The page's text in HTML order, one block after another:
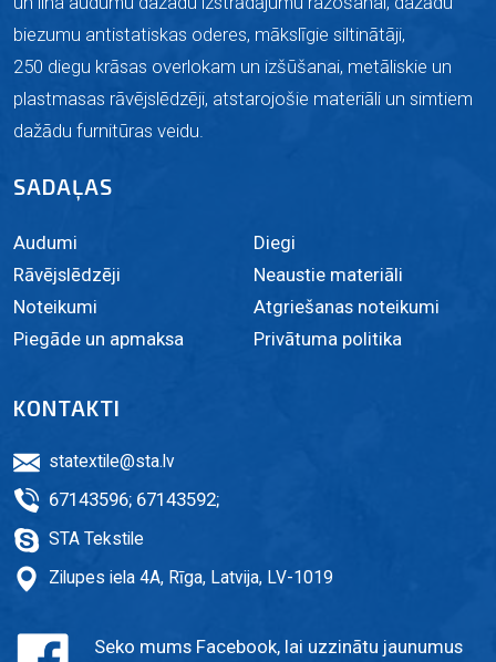
biezumu antistatiskas oderes, mākslīgie siltinātāji,
250 diegu krāsas overlokam un izšūšanai, metāliskie un
plastmasas rāvējslēdzēji, atstarojošie materiāli un simtiem
dažādu furnitūras veidu.
SADAĻAS
Audumi
Diegi
Rāvējslēdzēji
Neaustie materiāli
Noteikumi
Atgriešanas noteikumi
Piegāde un apmaksa
Privātuma politika
KONTAKTI
statextile@sta.lv
67143596; 67143592;
STA Tekstile
Zilupes iela 4A, Rīga, Latvija, LV-1019
Seko mums Facebook, lai uzzinātu jaunumus